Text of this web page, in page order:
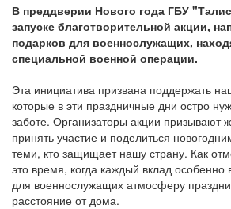
В преддверии Нового года ГБУ
запуске благотворительной акции,
подарков для военнослужащих,
специальной военной операции.
Эта инициатива призвана поддержать
которые в эти праздничные дни остро
заботе. Организаторы акции призывают
принять участие и поделиться
теми, кто защищает нашу страну. Как
это время, когда каждый вклад особенно
для военнослужащих атмосферу
расстояние от дома.